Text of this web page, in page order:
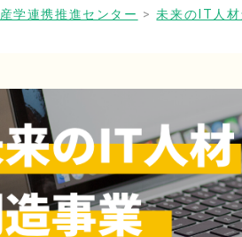
産学連携推進センター > 未来のIT人